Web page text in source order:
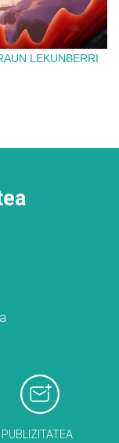
LEKUNBERRI
PUBLIZITATEA